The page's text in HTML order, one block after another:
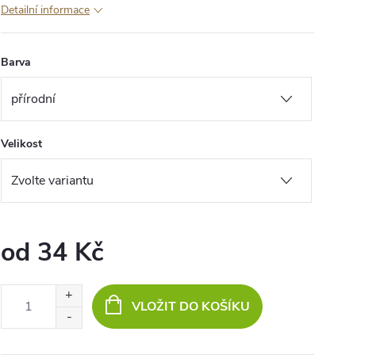
Detailní informace
Barva
Velikost
od 34 Kč
VLOŽIT DO KOŠÍKU